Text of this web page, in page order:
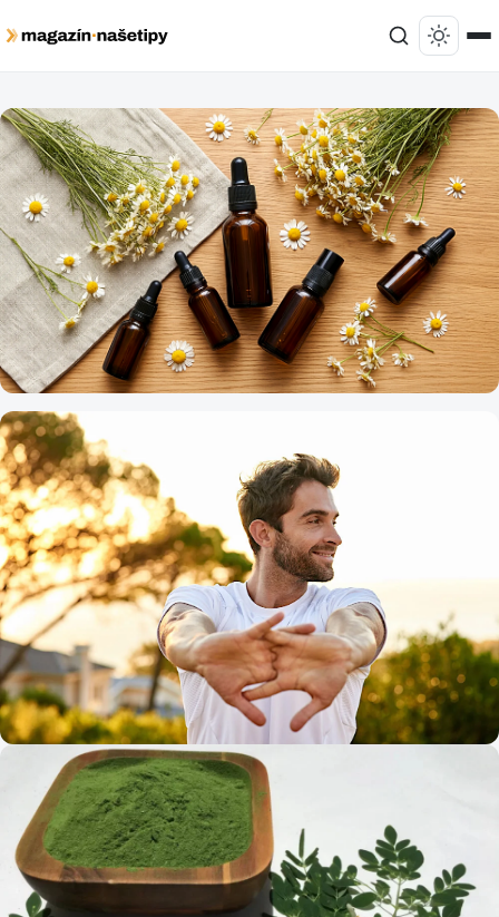
ZDRAVIE A KRÁSA
Prírodná kozmetika pod lupou: Kde končí
liečivá sila bylín a začína sa drahý marketing?
ZDRAVIE A KRÁSA
Moringa Blue Turbo: Prírodný booster
testosterónu a energie